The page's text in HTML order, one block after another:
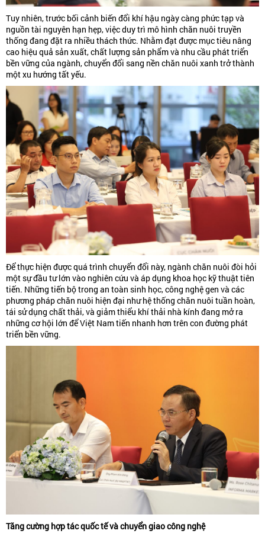
Tuy nhiên, trước bối cảnh biến đổi khí hậu ngày càng phức tạp và
nguồn tài nguyên hạn hẹp, việc duy trì mô hình chăn nuôi truyền
thống đang đặt ra nhiều thách thức. Nhằm đạt được mục tiêu nâng
cao hiệu quả sản xuất, chất lượng sản phẩm và nhu cầu phát triển
bền vững của ngành, chuyển đổi sang nền chăn nuôi xanh trở thành
một xu hướng tất yếu.
Để thực hiện được quá trình chuyển đổi này, ngành chăn nuôi đòi hỏi
một sự đầu tư lớn vào nghiên cứu và áp dụng khoa học kỹ thuật tiên
tiến. Những tiến bộ trong an toàn sinh học, công nghệ gen và các
phương pháp chăn nuôi hiện đại như hệ thống chăn nuôi tuần hoàn,
tái sử dụng chất thải, và giảm thiểu khí thải nhà kính đang mở ra
những cơ hội lớn để Việt Nam tiến nhanh hơn trên con đường phát
triển bền vững.
Tăng cường hợp tác quốc tế và chuyển giao công nghệ